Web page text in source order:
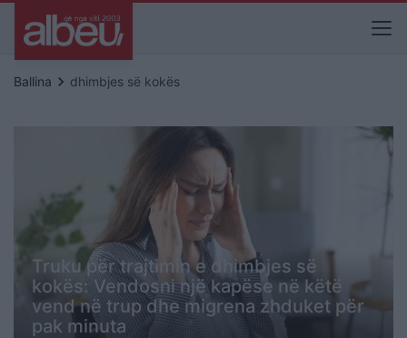
Ballina keyboard_arrow_right dhimbjes së kokës
Truku për trajtimin e dhimbjes së
kokës: Vendosni një kapëse në këtë
vend në trup dhe migrena zhduket për
pak minuta